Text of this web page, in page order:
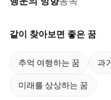
같이 찾아보면 좋은 꿈
추억 여행하는 꿈 과
미래를 상상하는 꿈